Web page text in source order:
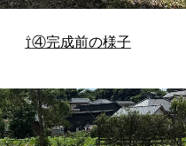
⇧④完成前の様子